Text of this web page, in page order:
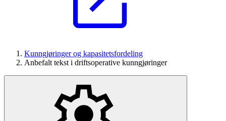
Kunngjøringer og kapasitetsfordeling
Anbefalt tekst i driftsoperative kunngjøringer